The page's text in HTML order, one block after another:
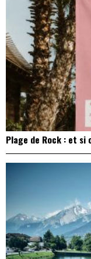
Plage de Rock : et si